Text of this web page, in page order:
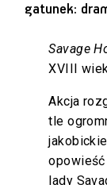
gatunek:
Savage
XVIII
Akcja
tle
opowieść
lady